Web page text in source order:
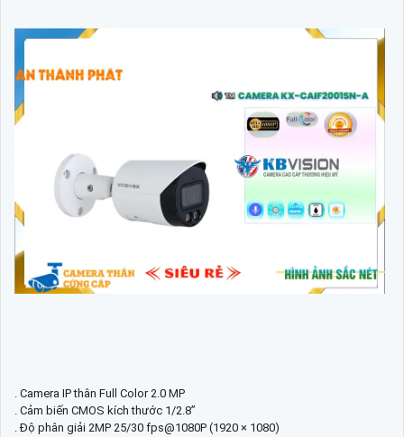
. Camera IP thân Full Color 2.0 MP
. Cảm biến CMOS kích thước 1/2.8”
. Độ phân giải 2MP 25/30 fps@1080P (1920 × 1080)